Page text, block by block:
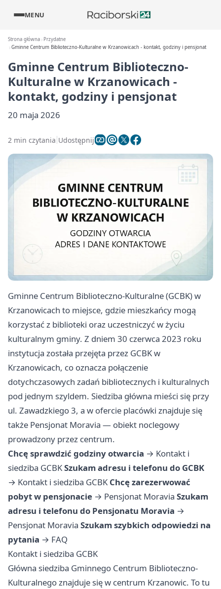
MENU
Strona główna
Przydatne
Gminne Centrum Biblioteczno-Kulturalne w Krzanowicach - kontakt, godziny i pensjonat
Gminne Centrum Biblioteczno-
Kulturalne w Krzanowicach -
kontakt, godziny i pensjonat
20 maja 2026
2 min czytania Udostępnij
Gminne Centrum Biblioteczno-Kulturalne (GCBK) w
Krzanowicach to miejsce, gdzie mieszkańcy mogą
korzystać z biblioteki oraz uczestniczyć w życiu
kulturalnym gminy. Z dniem 30 czerwca 2023 roku
instytucja została przejęta przez GCBK w
Krzanowicach, co oznacza połączenie
dotychczasowych zadań bibliotecznych i kulturalnych
pod jednym szyldem. Siedziba główna mieści się przy
ul. Zawadzkiego 3, a w ofercie placówki znajduje się
także Pensjonat Moravia — obiekt noclegowy
prowadzony przez centrum.
Chcę sprawdzić godziny otwarcia → Kontakt i
siedziba GCBKSzukam adresu i telefonu do GCBK
→ Kontakt i siedziba GCBK Chcę zarezerwować
pobyt w pensjonacie → Pensjonat Moravia Szukam
adresu i telefonu do Pensjonatu Moravia →
Pensjonat Moravia Szukam szybkich odpowiedzi na
pytania → FAQ
Kontakt i siedziba GCBK
Główna siedziba Gminnego Centrum Biblioteczno-
Kulturalnego znajduje się w centrum Krzanowic. To tu